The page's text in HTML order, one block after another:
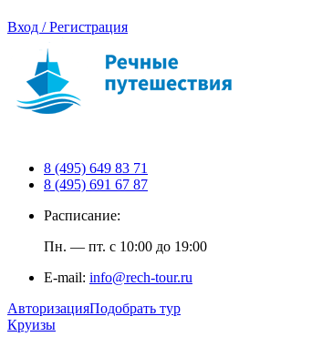
Вход / Регистрация
8 (495) 649 83 71
8 (495) 691 67 87
Расписание:
Пн. — пт. с 10:00 до 19:00
E-mail: info@rech-tour.ru
АвторизацияПодобрать тур
Круизы